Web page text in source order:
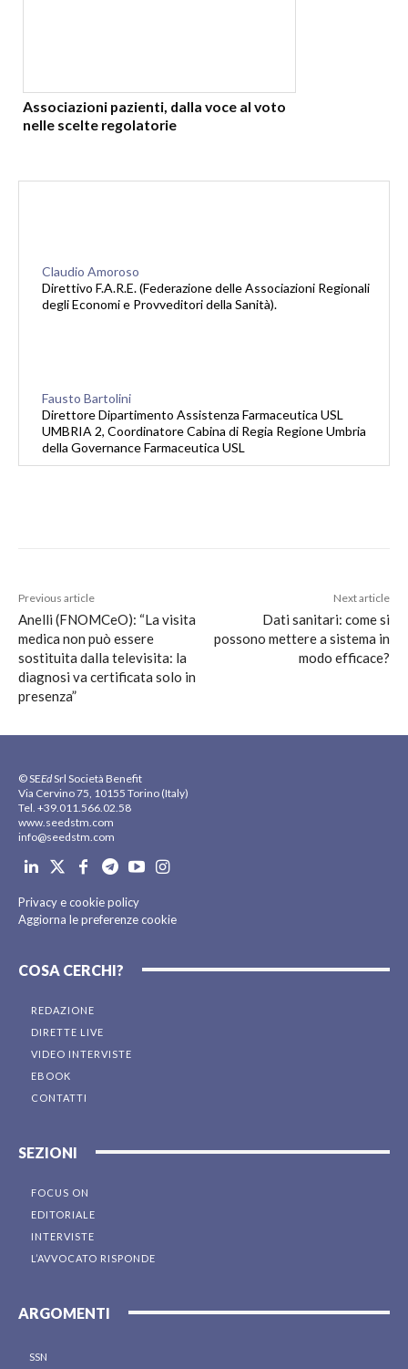
Associazioni pazienti, dalla voce al voto
nelle scelte regolatorie
Claudio Amoroso
Direttivo F.A.R.E. (Federazione delle Associazioni Regionali
degli Economi e Provveditori della Sanità).
Fausto Bartolini
Direttore Dipartimento Assistenza Farmaceutica USL
UMBRIA 2, Coordinatore Cabina di Regia Regione Umbria
della Governance Farmaceutica USL
Previous article
Anelli (FNOMCeO): “La visita
medica non può essere
sostituita dalla televisita: la
diagnosi va certificata solo in
presenza”
Next article
Dati sanitari: come si
possono mettere a sistema in
modo efficace?
© SEEdSrl Società Benefit
Via Cervino 75, 10155 Torino (Italy)
Tel. +39.011.566.02.58
www.seedstm.com
info@seedstm.com
Privacy e cookie policy
Aggiorna le preferenze cookie
COSA CERCHI?
REDAZIONE
DIRETTE LIVE
VIDEO INTERVISTE
EBOOK
CONTATTI
SEZIONI
FOCUS ON
EDITORIALE
INTERVISTE
L’AVVOCATO RISPONDE
ARGOMENTI
SSN